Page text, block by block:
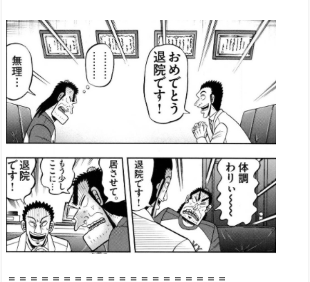
＝＝＝＝＝＝＝＝＝＝＝＝＝＝＝＝＝＝＝＝